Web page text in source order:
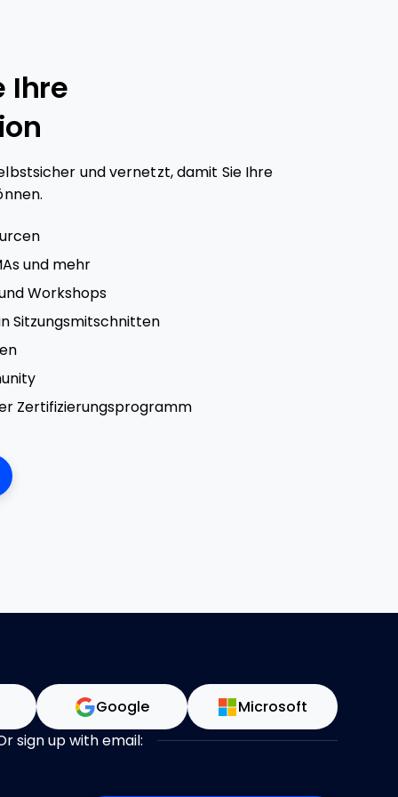
Ihre
und vernetzt, damit Sie Ihre
und mehr
Workshops
Sitzungsmitschnitten
Zertifizierungsprogramm
Google Microsoft
sign up with email: